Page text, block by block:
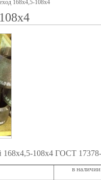
168х4,5-108х4
168х4,5-108х4 ГОСТ
в наличии